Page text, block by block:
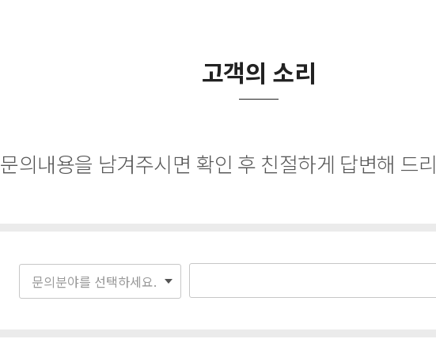
고객의 소리
문의내용을 남겨주시면 확인 후 친절하게 답변해 드